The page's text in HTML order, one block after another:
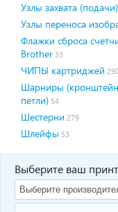
Узлы захвата (подачи)
Узлы переноса
Флажки сброса
Brother 33
ЧИПЫ картриджей
Шарниры
петли) 54
Шестерни 279
Шлейфы 53
Выберите ваш